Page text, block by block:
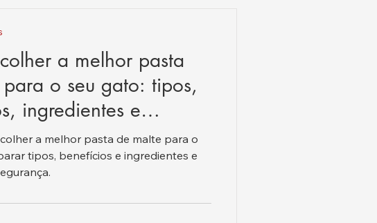
a melhor pasta
o seu gato: tipos,
ingredientes e
a melhor pasta de malte para o
tipos, benefícios e ingredientes e